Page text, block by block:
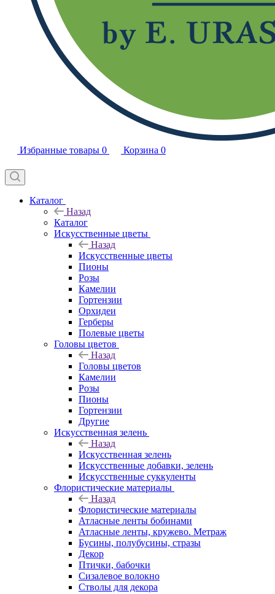
Избранные товары 0 Корзина 0
Каталог
Назад
Каталог
Искусственные цветы
Назад
Искусственные цветы
Пионы
Розы
Камелии
Гортензии
Орхидеи
Герберы
Полевые цветы
Головы цветов
Назад
Головы цветов
Камелии
Розы
Пионы
Гортензии
Другие
Искусственная зелень
Назад
Искусственная зелень
Искусственные добавки, зелень
Искусственные суккуленты
Флористические материалы
Назад
Флористические материалы
Атласные ленты бобинами
Атласные ленты, кружево. Метраж
Бусины, полубусины, стразы
Декор
Птички, бабочки
Сизалевое волокно
Стволы для декора